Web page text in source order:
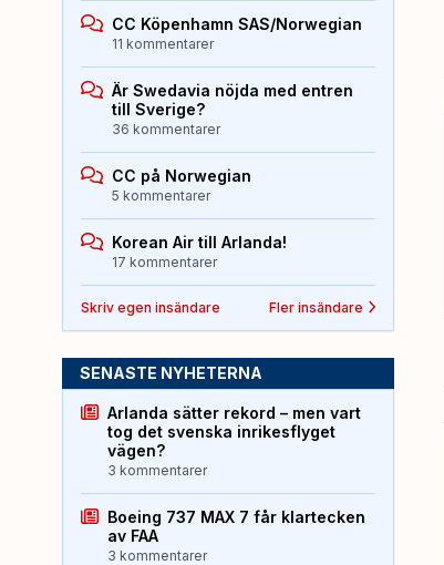
CC Köpenhamn SAS/Norwegian
11 kommentarer
Är Swedavia nöjda med entren
till Sverige?
36 kommentarer
CC på Norwegian
5 kommentarer
Korean Air till Arlanda!
17 kommentarer
Skriv egen insändare Fler insändare
SENASTE NYHETERNA
Arlanda sätter rekord – men vart
tog det svenska inrikesflyget
vägen?
3 kommentarer
Boeing 737 MAX 7 får klartecken
av FAA
3 kommentarer